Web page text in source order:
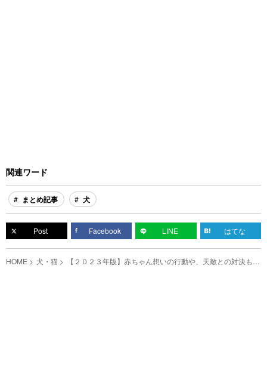
関連ワード
まとめ記事 犬
Post Facebook LINE はてな
HOME 犬・猫 【２０２３年版】赤ちゃん想いの行動や、天敵との対決も！
犬の魅力を総まとめ